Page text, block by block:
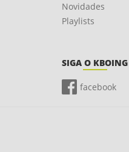
Novidades
Playlists
SIGA O KBOING
facebook